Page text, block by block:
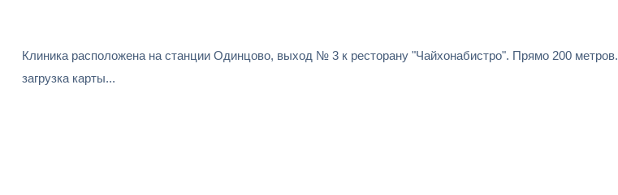
Клиника расположена на станции Одинцово, выход № 3 к ресторану "Чайхонабистро". Прямо 200 метров.
загрузка карты...